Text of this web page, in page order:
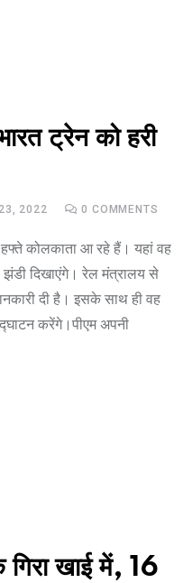
ट्रेन को हरी
2022 0 COMMENTS
हफ्ते कोलकाता आ रहे हैं। यहां वह
झंडी दिखाएंगे। रेल मंत्रालय से
दी है। इसके साथ ही वह
करेंगे।पीएम अपनी
खाई में, 16